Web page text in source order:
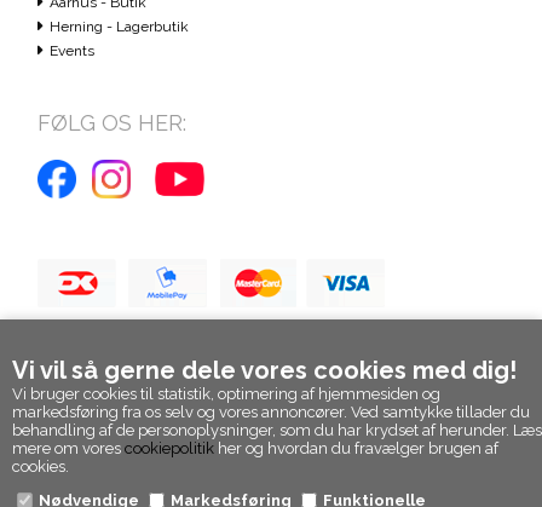
Vi vil så gerne dele vores cookies med dig!
Vi bruger cookies til statistik, optimering af hjemmesiden og
markedsføring fra os selv og vores annoncører. Ved samtykke tillader du
behandling af de personoplysninger, som du har krydset af herunder. Læs
mere om vores cookiepolitik her og hvordan du fravælger brugen af
cookies.
Nødvendige
Markedsføring Funktionelle
Herning - Lagerbutik
Events
FØLG OS HER: